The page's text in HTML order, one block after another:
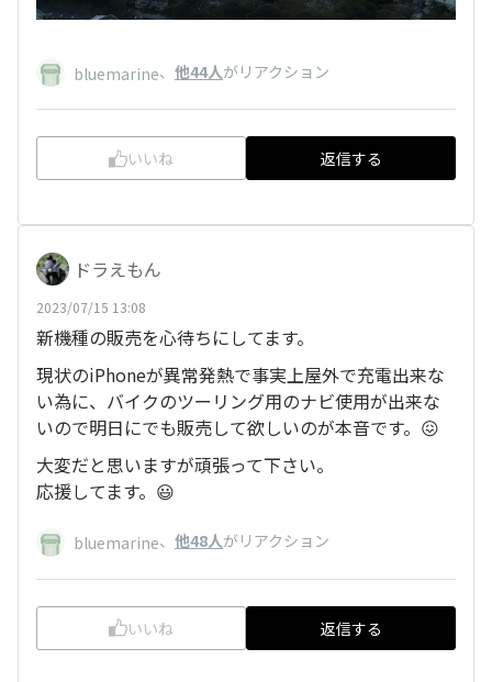
bluemarine、 他44人がリアクション
いいね 返信する
ドラえもん
2023/07/15 13:08
新機種の販売を心待ちにしてます。
現状のiPhoneが異常発熱で事実上屋外で充電出来な
い為に、バイクのツーリング用のナビ使用が出来な
いので明日にでも販売して欲しいのが本音です。😖
大変だと思いますが頑張って下さい。
応援してます。😃
bluemarine、 他48人がリアクション
いいね 返信する